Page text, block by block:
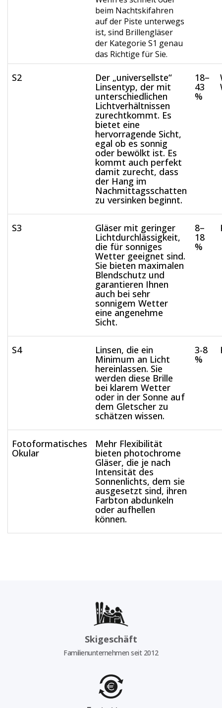
beim Nachtskifahren
auf der Piste unterwegs
ist, sind Brillengläser
der Kategorie S1 genau
das Richtige für Sie.
S2 Der „universellste“
Linsentyp, der mit
unterschiedlichen
Lichtverhältnissen
zurechtkommt. Es
bietet eine
hervorragende Sicht,
egal ob es sonnig
oder bewölkt ist. Es
kommt auch perfekt
damit zurecht, dass
der Hang im
Nachmittagsschatten
zu versinken beginnt.
18–
43
%
S3 Gläser mit geringer
Lichtdurchlässigkeit,
die für sonniges
Wetter geeignet sind.
Sie bieten maximalen
Blendschutz und
garantieren Ihnen
auch bei sehr
sonnigem Wetter
eine angenehme
Sicht.
8–
18
%
S4 Linsen, die ein
Minimum an Licht
hereinlassen. Sie
werden diese Brille
bei klarem Wetter
oder in der Sonne auf
dem Gletscher zu
schätzen wissen.
3-8
%
Fotoformatisches
Okular
Mehr Flexibilität
bieten photochrome
Gläser, die je nach
Intensität des
Sonnenlichts, dem sie
ausgesetzt sind, ihren
Farbton abdunkeln
oder aufhellen
können.
Skigeschäft
Familienunternehmen seit 2012